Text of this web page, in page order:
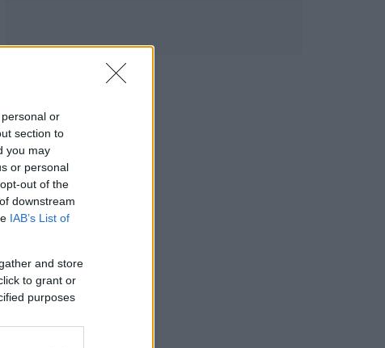
or
section to
you may
or personal
out of the
downstream
IAB’s List of
and store
to grant or
purposes